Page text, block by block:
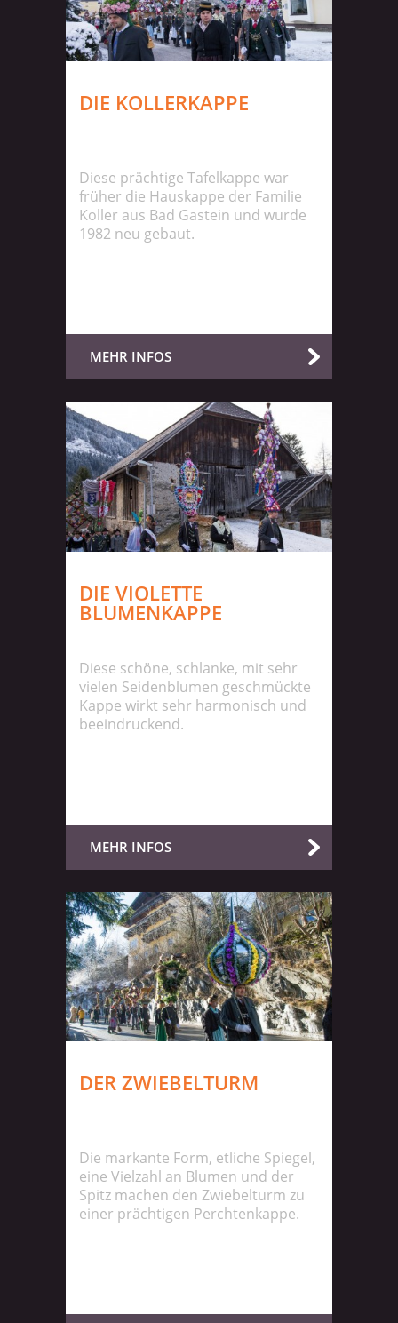
DIE KOLLERKAPPE
Diese prächtige Tafelkappe war
früher die Hauskappe der Familie
Koller aus Bad Gastein und wurde
1982 neu gebaut.
MEHR INFOS
DIE VIOLETTE
BLUMENKAPPE
Diese schöne, schlanke, mit sehr
vielen Seidenblumen geschmückte
Kappe wirkt sehr harmonisch und
beeindruckend.
MEHR INFOS
DER ZWIEBELTURM
Die markante Form, etliche Spiegel,
eine Vielzahl an Blumen und der
Spitz machen den Zwiebelturm zu
einer prächtigen Perchtenkappe.